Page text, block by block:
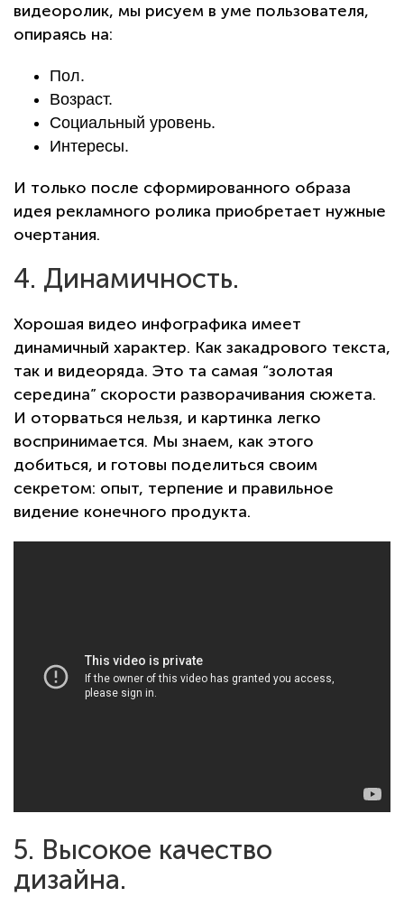
видеоролик, мы рисуем в уме пользователя,
опираясь на:
Пол.
Возраст.
Социальный уровень.
Интересы.
И только после сформированного образа
идея рекламного ролика приобретает нужные
очертания.
4. Динамичность.
Хорошая видео инфографика имеет
динамичный характер. Как закадрового текста,
так и видеоряда. Это та самая “золотая
середина” скорости разворачивания сюжета.
И оторваться нельзя, и картинка легко
воспринимается. Мы знаем, как этого
добиться, и готовы поделиться своим
секретом: опыт, терпение и правильное
видение конечного продукта.
5. Высокое качество
дизайна.